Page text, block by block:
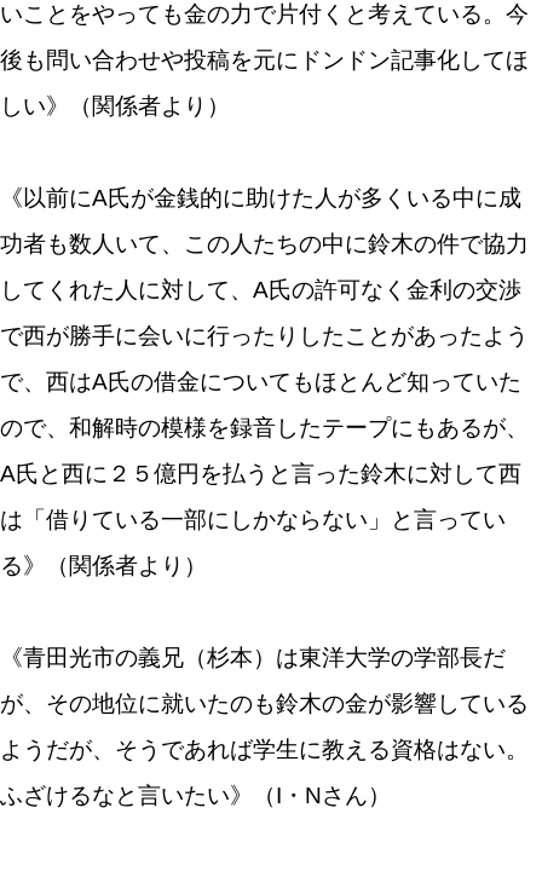
いことをやっても金の力で片付くと考えている。今
後も問い合わせや投稿を元にドンドン記事化してほ
しい》（関係者より）
《以前にA氏が金銭的に助けた人が多くいる中に成
功者も数人いて、この人たちの中に鈴木の件で協力
してくれた人に対して、A氏の許可なく金利の交渉
で西が勝手に会いに行ったりしたことがあったよう
で、西はA氏の借金についてもほとんど知っていた
ので、和解時の模様を録音したテープにもあるが、
A氏と西に２５億円を払うと言った鈴木に対して西
は「借りている一部にしかならない」と言ってい
る》（関係者より）
《青田光市の義兄（杉本）は東洋大学の学部長だ
が、その地位に就いたのも鈴木の金が影響している
ようだが、そうであれば学生に教える資格はない。
ふざけるなと言いたい》（I・Nさん）